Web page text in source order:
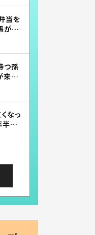
当を
が絶
つ孫
来た
にな
なっ
記
音